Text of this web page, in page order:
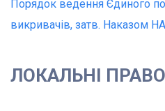
Порядок ведення Єдиного
викривачів, затв. Наказом
ЛОКАЛЬНІ